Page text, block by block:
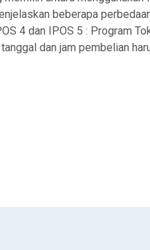
beberapa
4 dan IPOS 5 : Program
dan jam pembelian